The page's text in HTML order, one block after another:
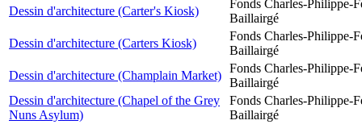
Dessin d'architecture (Carter's Kiosk)
Fonds Charles-Philippe-
Baillairgé
Dessin d'architecture (Carters Kiosk)
Fonds Charles-Philippe-
Baillairgé
Dessin d'architecture (Champlain Market)
Fonds Charles-Philippe-
Baillairgé
Dessin d'architecture (Chapel of the Grey
Nuns Asylum)
Fonds Charles-Philippe-
Baillairgé